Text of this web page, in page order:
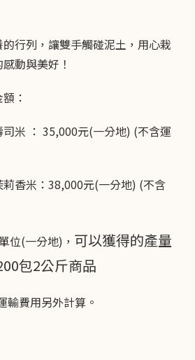
行列，讓雙手觸碰泥土，用心栽
動與美好！
：
米 ： 35,000元(一分地) (不含運
香米：38,000元(一分地) (不含
位(一分地)， 可以獲得的產量
包2公斤商品
輸費用另外計算。